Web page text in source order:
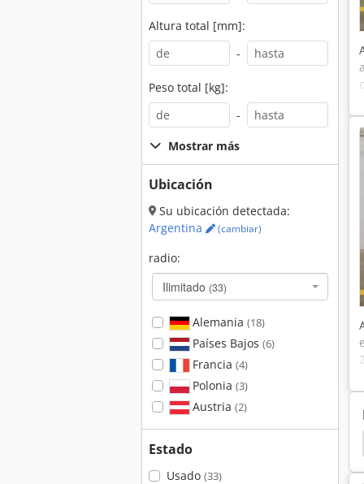
Altura total [mm]:
-
Peso total [kg]:
-
Mostrar más
Ubicación
Su ubicación detectada:
Argentina
(cambiar)
radio:
Ilimitado (33)
Alemania (18)
Países Bajos (6)
Francia (4)
Polonia (3)
Austria (2)
Estado
Usado (33)
Hamm 3518